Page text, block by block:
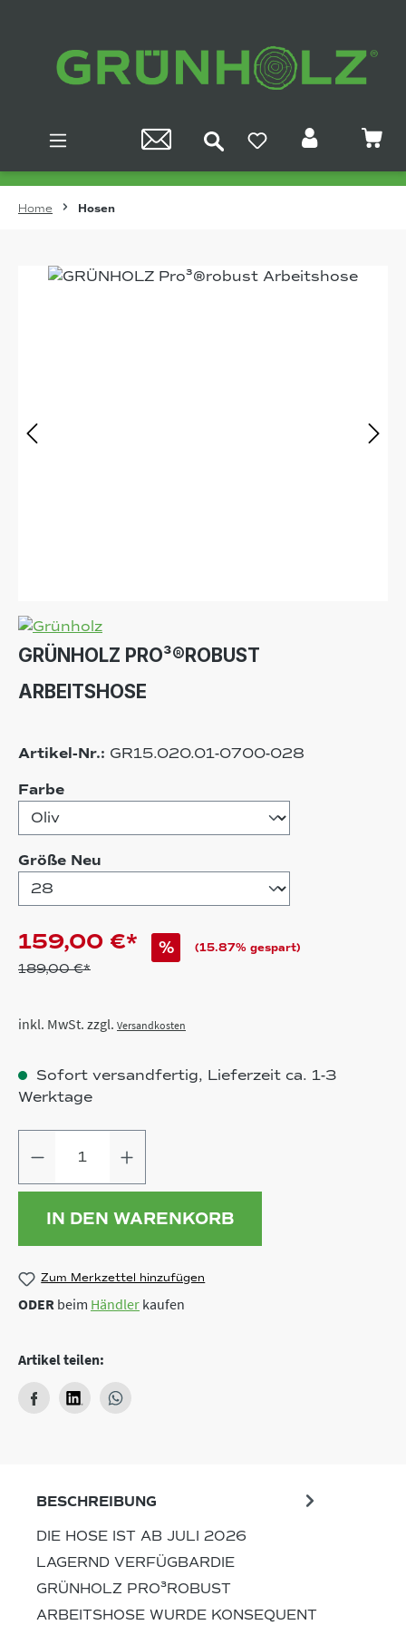
Home Hosen
Bildergalerie überspringen
GRÜNHOLZ PRO³®ROBUST
ARBEITSHOSE
Artikel-Nr.: GR15.020.01-0700-028
Farbeauswählen
Größe Neu
159,00 €*
189,00 €*
% (15.87% gespart)
inkl. MwSt. zzgl. Versandkosten
Sofort versandfertig, Lieferzeit ca. 1-3
Werktage
IN DEN WARENKORB
Zum Merkzettel hinzufügen
ODER beim Händler kaufen
Artikel teilen:
BESCHREIBUNG
DIE HOSE IST AB JULI 2026
LAGERND VERFÜGBARDIE
GRÜNHOLZ PRO³ROBUST
ARBEITSHOSE WURDE KONSEQUENT